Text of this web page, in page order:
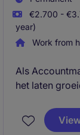
€2.700 -
year)
Work from
Als
het laten
slimme,
commercieel